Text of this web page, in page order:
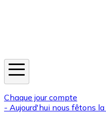
Chaque jour compte
- Aujourd'hui nous fêtons la